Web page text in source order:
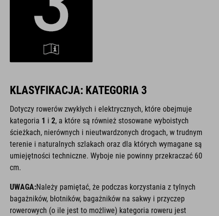
KLASYFIKACJA: KATEGORIA 3
Dotyczy rowerów zwykłych i elektrycznych, które obejmuje
kategoria 1 i 2, a które są również stosowane wyboistych
ścieżkach, nierównych i nieutwardzonych drogach, w trudnym
terenie i naturalnych szlakach oraz dla których wymagane są
umiejętności techniczne. Wyboje nie powinny przekraczać 60
cm.
UWAGA:Należy pamiętać, że podczas korzystania z tylnych
bagażników, błotników, bagażników na sakwy i przyczep
rowerowych (o ile jest to możliwe) kategoria roweru jest